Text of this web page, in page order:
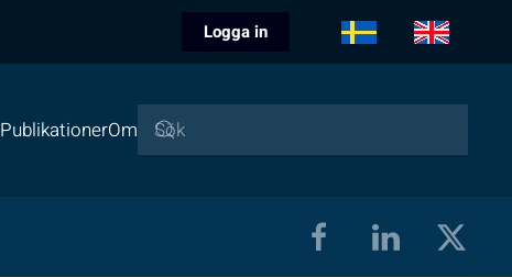
Logga in
PublikationerOm